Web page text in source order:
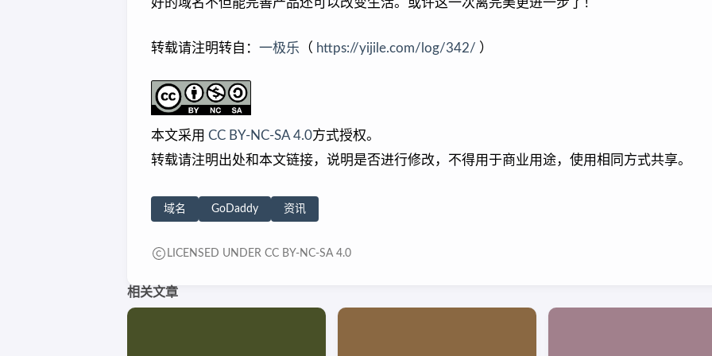
好的域名不但能完善产品还可以改变生活。或许这一次离完美更进一步了！
转载请注明转自： 一极乐 （ https://yijile.com/log/342/ ）
本文采用 CC BY-NC-SA 4.0方式授权。
转载请注明出处和本文链接，说明是否进行修改，不得用于商业用途，使用相同方式共享。
域名 GoDaddy 资讯
LICENSED UNDER CC BY-NC-SA 4.0
相关文章